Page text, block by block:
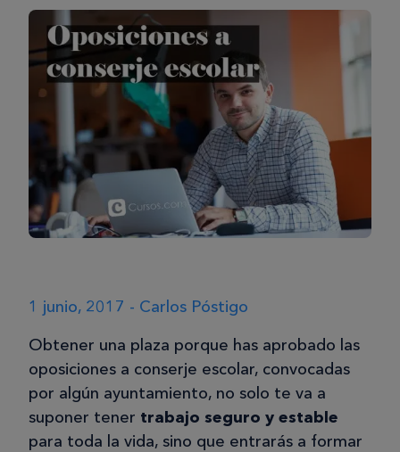
1 junio, 2017 - Carlos Póstigo
Obtener una plaza porque has aprobado las
oposiciones a conserje escolar, convocadas
por algún ayuntamiento, no solo te va a
suponer tener trabajo seguro y estable
para toda la vida, sino que entrarás a formar